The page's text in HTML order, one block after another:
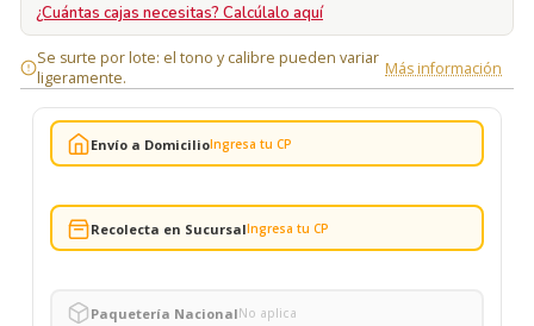
¿Cuántas cajas necesitas? Calcúlalo aquí
Se surte por lote: el tono y calibre pueden variar
ligeramente.
Más información
Envío a DomicilioIngresa tu CP
Recolecta en SucursalIngresa tu CP
Paquetería NacionalNo aplica